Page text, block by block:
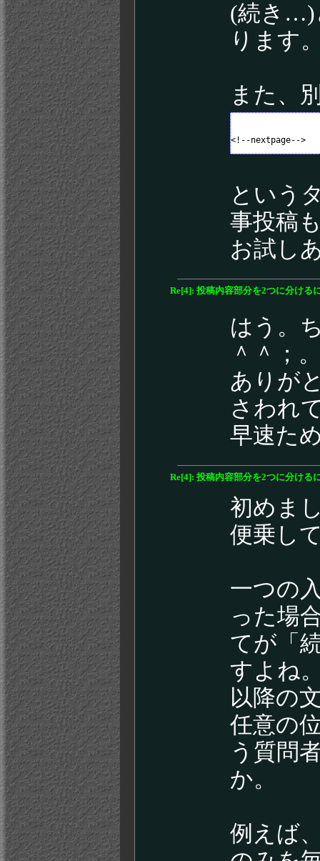
(続き…)
ります
また、
<!--nextpage-->
という
事投稿
お試し
Re[4]: 投稿内容部分を2つに分ける
はう。
＾＾；
ありが
さわれ
早速た
Re[4]: 投稿内容部分を2つに分ける
初めま
便乗し
一つの
った場
てが「
すよね
以降の
任意の
う質問
か。
例えば